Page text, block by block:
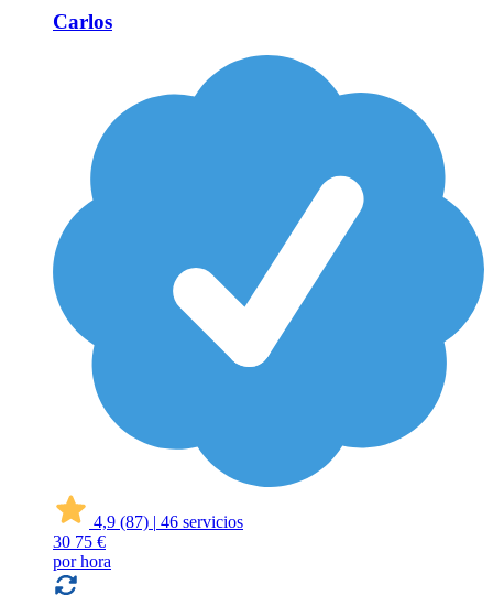
Carlos
4,9 (87) | 46 servicios
30 75 €
por hora